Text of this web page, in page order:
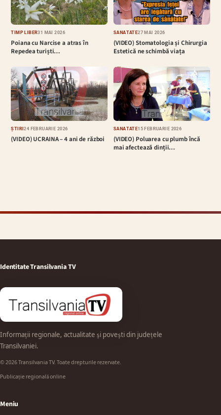
TIMP LIBER31 MAI 2026
Poiana cu Narcise a atras în
Repedea turiști…
SĂNĂTATE27 MAI 2026
(VIDEO) Stomatologia și Chirurgia
Estetică ne schimbă viața
ȘTIRI24 FEBRUARIE 2026
(VIDEO) UCRAINA – 4 ani de război
SĂNĂTATE15 FEBRUARIE 2026
(VIDEO) Poluarea cu plumb încă
mai afectează dinții…
Identitate Transilvania TV
Informații regionale, actualitate și povești din județele
Transilvaniei.
© 2026 Transilvania TV. Toate drepturile rezervate.
Publicație regională online
Meniu